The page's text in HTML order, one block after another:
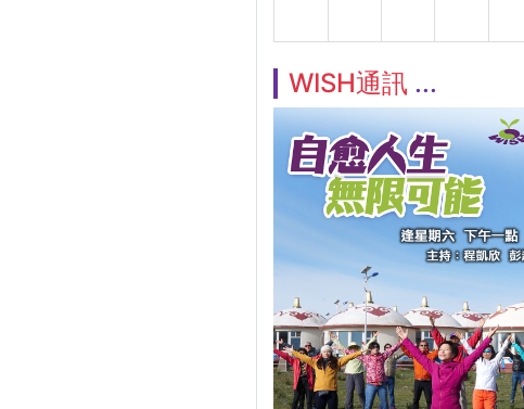
WISH通訊